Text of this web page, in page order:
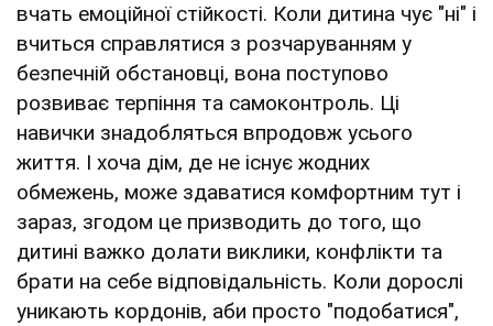
вчать емоційної стійкості. Коли дитина чує "ні" і
вчиться справлятися з розчаруванням у
безпечній обстановці, вона поступово
розвиває терпіння та самоконтроль. Ці
навички знадобляться впродовж усього
життя. І хоча дім, де не існує жодних
обмежень, може здаватися комфортним тут і
зараз, згодом це призводить до того, що
дитині важко долати виклики, конфлікти та
брати на себе відповідальність. Коли дорослі
уникають кордонів, аби просто "подобатися",